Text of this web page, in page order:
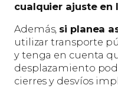
cualquier ajuste en
Además, si planea
utilizar transporte
y tenga en cuenta
desplazamiento
cierres y desvíos